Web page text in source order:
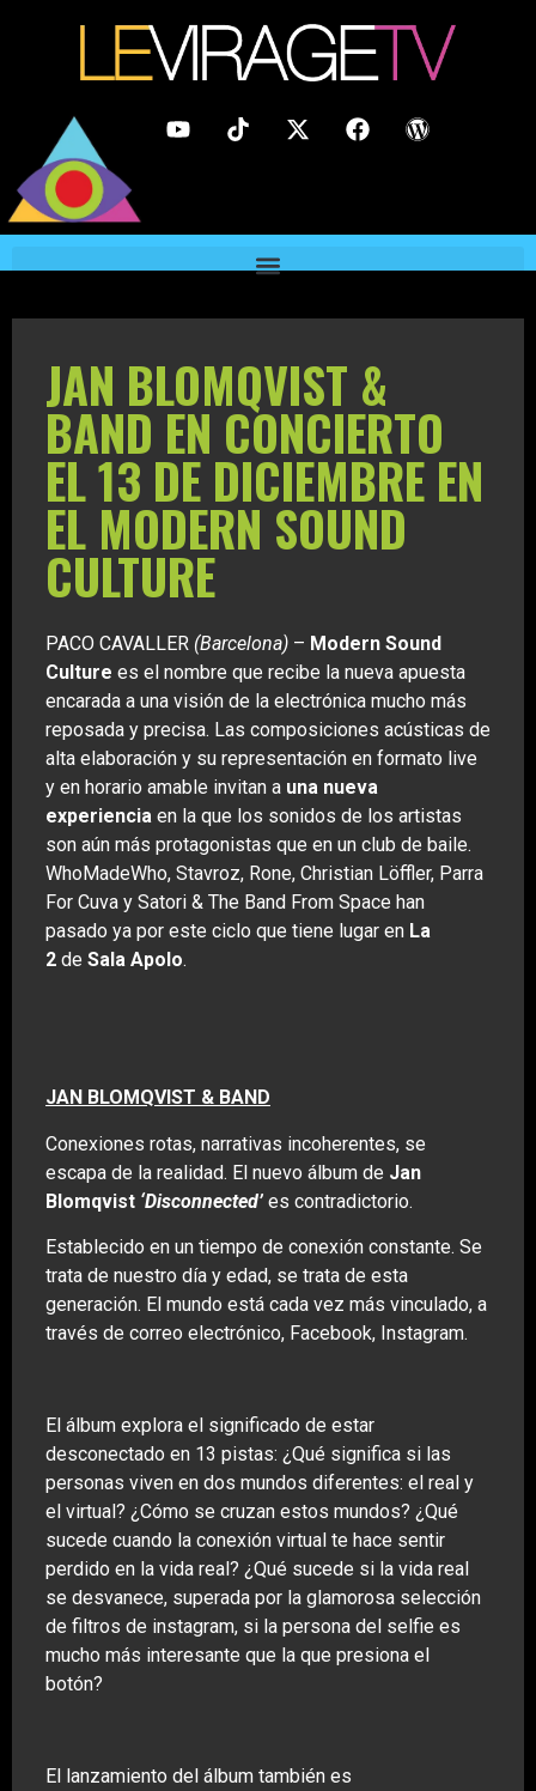
JAN BLOMQVIST &
BAND EN CONCIERTO
EL 13 DE DICIEMBRE EN
EL MODERN SOUND
CULTURE
PACO CAVALLER (Barcelona) – Modern Sound
Culture es el nombre que recibe la nueva apuesta
encarada a una visión de la electrónica mucho más
reposada y precisa. Las composiciones acústicas de
alta elaboración y su representación en formato live
y en horario amable invitan a una nueva
experiencia en la que los sonidos de los artistas
son aún más protagonistas que en un club de baile.
WhoMadeWho, Stavroz, Rone, Christian Löffler, Parra
For Cuva y Satori & The Band From Space han
pasado ya por este ciclo que tiene lugar en La
2 de Sala Apolo.
JAN BLOMQVIST & BAND
Conexiones rotas, narrativas incoherentes, se
escapa de la realidad. El nuevo álbum de Jan
Blomqvist ‘Disconnected’ es contradictorio.
Establecido en un tiempo de conexión constante. Se
trata de nuestro día y edad, se trata de esta
generación. El mundo está cada vez más vinculado, a
través de correo electrónico, Facebook, Instagram.
El álbum explora el significado de estar
desconectado en 13 pistas: ¿Qué significa si las
personas viven en dos mundos diferentes: el real y
el virtual? ¿Cómo se cruzan estos mundos? ¿Qué
sucede cuando la conexión virtual te hace sentir
perdido en la vida real? ¿Qué sucede si la vida real
se desvanece, superada por la glamorosa selección
de filtros de instagram, si la persona del selfie es
mucho más interesante que la que presiona el
botón?
El lanzamiento del álbum también es